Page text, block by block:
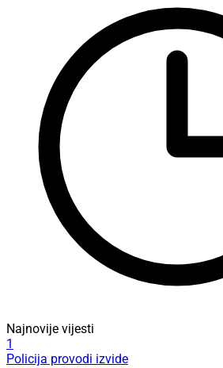
Najnovije vijesti
1
Policija provodi izvide